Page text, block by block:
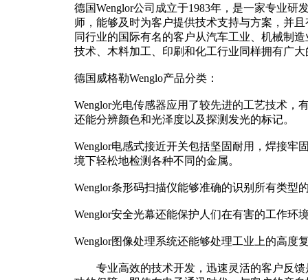
德国Wenglor公司成立于1983年，是一家专业
师，能够及时为客户提供技术支持与方案，并
同行业的国际有名的客户从汽车工业、机械制
技术、木料加工、印刷和化工行业同样拥有广大
德国威格勒Wenglo产品分类：
Wenglor光电传感器应用了较先进的工艺技术
还能分辨颜色和光泽度以及探测发光的标记。
Wenglor电感式接近开关包括坚固耐用，焊接
境下轻松地检测各种不同的金属。
Wenglor条形码扫描仪能够准确的识别所有类型
Wenglor安全光幕还能保护人们在有害的工作环
Wenglor图像处理系统还能够处理工业上的高
专业高效的技术开发，迅速灵活的客户反馈